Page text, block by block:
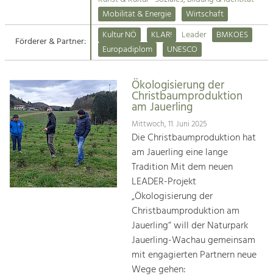
Suche
Impressum
Kontakt
Tourismus
Angebotsentwicklung und
Kunst & Kultur
Handwerk, Wissenschaft und Forschung.
Soziales, Bildung &
Identität
Gleichberechtigung, Jugend und
Integration
Mobilität & Energie
Klimawandel, öffentlicher Verkehr und
Steigerung regionaler Wertschöpfung
Mobilität & Energie
Wirtschaft
Förderer & Partner:
Kultur NÖ KLAR! Leader
BMKOES
Europadiplom
UNESCO
Ökologisierung der
Christbaumproduktion
am Jauerling
Mittwoch, 11. Juni 2025
Die Christbaumproduktion hat
am Jauerling eine lange
Tradition Mit dem neuen
LEADER-Projekt
„Ökologisierung der
Christbaumproduktion am
Jauerling“ will der Naturpark
Jauerling-Wachau gemeinsam
mit engagierten Partnern neue
Wege gehen: